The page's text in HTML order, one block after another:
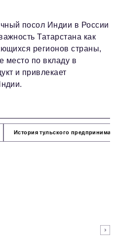
посол Индии в России
Татарстана как
регионов страны,
место по вкладу в
и привлекает
История тульского